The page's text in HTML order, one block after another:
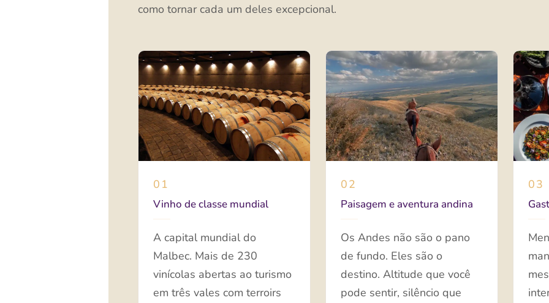
como tornar cada um deles excepcional.
01
Vinho de classe mundial
A capital mundial do
Malbec. Mais de 230
vinícolas abertas ao turismo
em três vales com terroirs
02
Paisagem e aventura andina
Os Andes não são o pano
de fundo. Eles são o
destino. Altitude que você
pode sentir, silêncio que
03